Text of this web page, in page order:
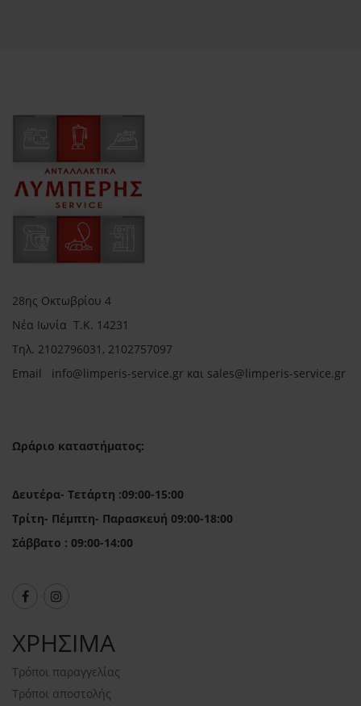
28ης Οκτωβρίου 4
Νέα Ιωνία Τ.Κ. 14231
Τηλ. 2102796031, 2102757097
Email info@limperis-service.gr και sales@limperis-service.gr
Ωράριο καταστήματος:
Δευτέρα- Τετάρτη :09:00-15:00
Τρίτη- Πέμπτη- Παρασκευή 09:00-18:00
Σάββατο : 09:00-14:00
ΧΡΗΣΙΜΑ
Τρόποι παραγγελίας
Τρόποι αποστολής